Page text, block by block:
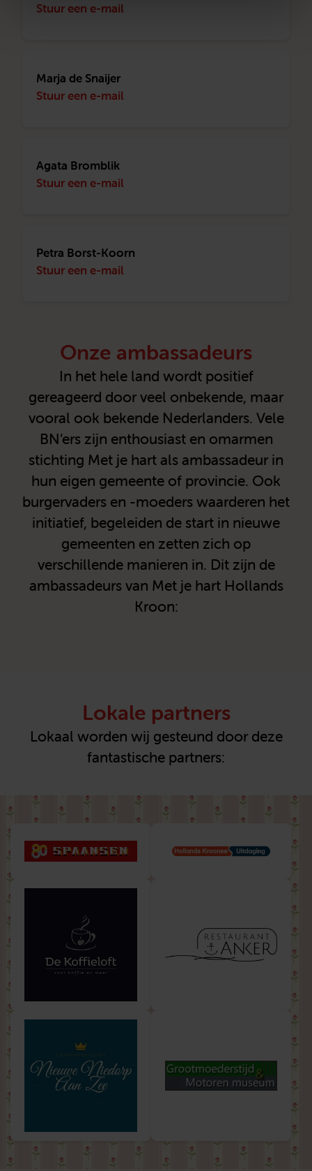
Stuur een e-mail
Marja de Snaijer
Stuur een e-mail
Agata Bromblik
Stuur een e-mail
Petra Borst-Koorn
Stuur een e-mail
Onze ambassadeurs
In het hele land wordt positief
gereageerd door veel onbekende, maar
vooral ook bekende Nederlanders. Vele
BN’ers zijn enthousiast en omarmen
stichting Met je hart als ambassadeur in
hun eigen gemeente of provincie. Ook
burgervaders en -moeders waarderen het
initiatief, begeleiden de start in nieuwe
gemeenten en zetten zich op
verschillende manieren in. Dit zijn de
ambassadeurs van Met je hart Hollands
Kroon:
Lokale partners
Lokaal worden wij gesteund door deze
fantastische partners: